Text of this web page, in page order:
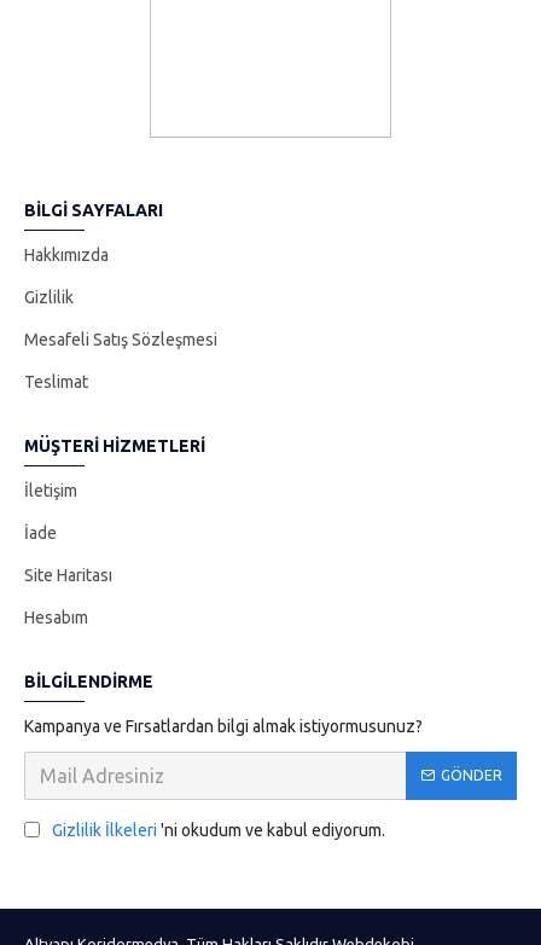
BILGI SAYFALARI
Hakkımızda
Gizlilik
Mesafeli Satış Sözleşmesi
Teslimat
MÜŞTERI HIZMETLERI
İletişim
İade
Site Haritası
Hesabım
BILGILENDIRME
Kampanya ve Fırsatlardan bilgi almak istiyormusunuz?
GÖNDER
Gizlilik İlkeleri 'ni okudum ve kabul ediyorum.